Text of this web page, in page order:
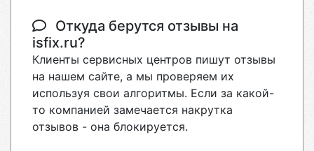
Откуда берутся отзывы на
isfix.ru?
Клиенты сервисных центров пишут отзывы
на нашем сайте, а мы проверяем их
используя свои алгоритмы. Если за какой-
то компанией замечается накрутка
отзывов - она блокируется.